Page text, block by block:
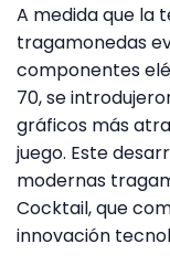
A medida que la
tragamonedas
componentes
70, se
gráficos más
juego. Este
modernas
Cocktail, que
innovación